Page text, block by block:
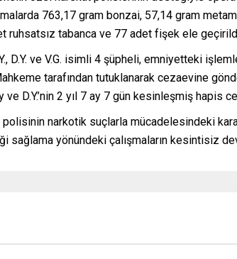
763,17 gram bonzai, 57,14 gram
ruhsatsız tabanca ve 77 adet fişek ele
D.Y. ve V.G. isimli 4 şüpheli, emniyetteki
tarafından tutuklanarak cezaevine
ve D.Y.’nin 2 yıl 7 ay 7 gün kesinleşmiş hapis
polisinin narkotik suçlarla mücadelesindeki
sağlama yönündeki çalışmaların kesintisiz